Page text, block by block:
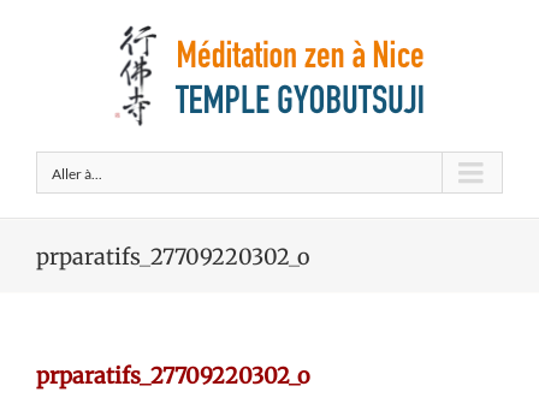
Aller à...
prparatifs_27709220302_o
prparatifs_27709220302_o